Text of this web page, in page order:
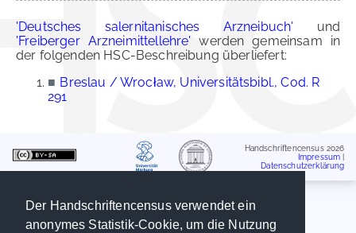
Der Handschriftencensus verwendet ein
anonymes Statistik-Cookie, um die Nutzung
'Deutsches salernitanisches Arzneibuch' und
'Freiberger Arzneimittellehre' werden gemeinsam in
der folgenden HSC-Beschreibung überliefert:
■ Breslau / Wrocław, Universitätsbibl., Cod. R
291
Handschriftencensus 2026
Impressum
Datenschutzerklärung